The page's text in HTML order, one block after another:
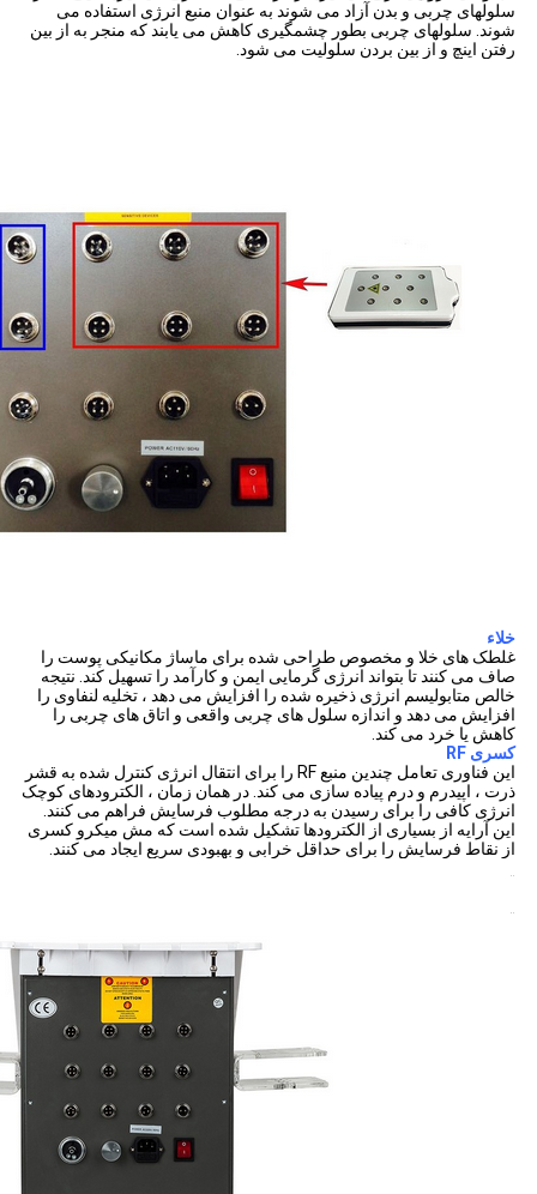
سلولهای چربی و بدن آزاد می شوند به عنوان منبع انرژی استفاده می
شوند. سلولهای چربی بطور چشمگیری کاهش می یابند که منجر به از بین
رفتن اینچ و از بین بردن سلولیت می شود.
خلاء
غلطک های خلا و مخصوص طراحی شده برای ماساژ مکانیکی پوست را
صاف می کنند تا بتواند انرژی گرمایی ایمن و کارآمد را تسهیل کند. نتیجه
خالص متابولیسم انرژی ذخیره شده را افزایش می دهد ، تخلیه لنفاوی را
افزایش می دهد و اندازه سلول های چربی واقعی و اتاق های چربی را
کاهش یا خرد می کند.
کسری RF
این فناوری تعامل چندین منبع RF را برای انتقال انرژی کنترل شده به قشر
ذرت ، اپیدرم و درم پیاده سازی می کند.در همان زمان ، الکترودهای کوچک
انرژی کافی را برای رسیدن به درجه مطلوب فرسایش فراهم می کنند.
این آرایه از بسیاری از الکترودها تشکیل شده است که مش میکرو کسری
از نقاط فرسایش را برای حداقل خرابی و بهبودی سریع ایجاد می کنند.